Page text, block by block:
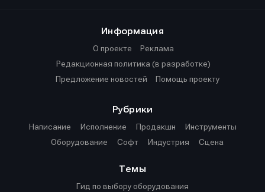
Информация
О проекте
Реклама
Редакционная политика (в разработке)
Предложение новостей
Помощь проекту
Рубрики
Написание
Исполнение Продакшн
Инструменты
Оборудование
Софт Индустрия Сцена
Темы
Гид по выбору оборудования